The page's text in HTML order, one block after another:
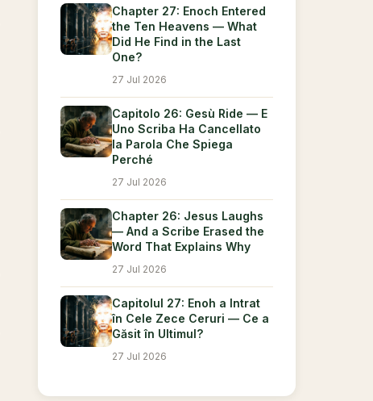
Chapter 27: Enoch Entered
the Ten Heavens — What
Did He Find in the Last
One?
27 Jul 2026
Capitolo 26: Gesù Ride — E
Uno Scriba Ha Cancellato
la Parola Che Spiega
Perché
27 Jul 2026
Chapter 26: Jesus Laughs
— And a Scribe Erased the
Word That Explains Why
27 Jul 2026
Capitolul 27: Enoh a Intrat
în Cele Zece Ceruri — Ce a
Găsit în Ultimul?
27 Jul 2026